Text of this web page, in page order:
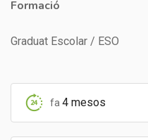
Formació
Graduat Escolar / ESO
fa4 mesos